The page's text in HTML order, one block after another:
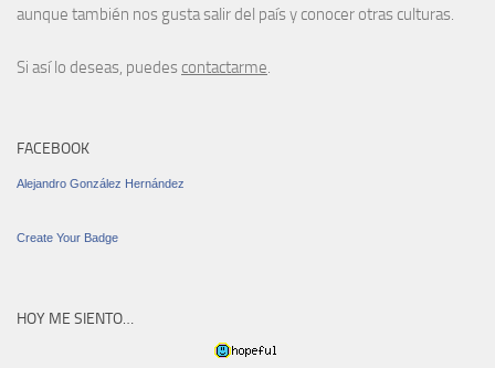
aunque también nos gusta salir del país y conocer otras culturas.
Si así lo deseas, puedes contactarme.
FACEBOOK
Alejandro González Hernández
Create Your Badge
HOY ME SIENTO…